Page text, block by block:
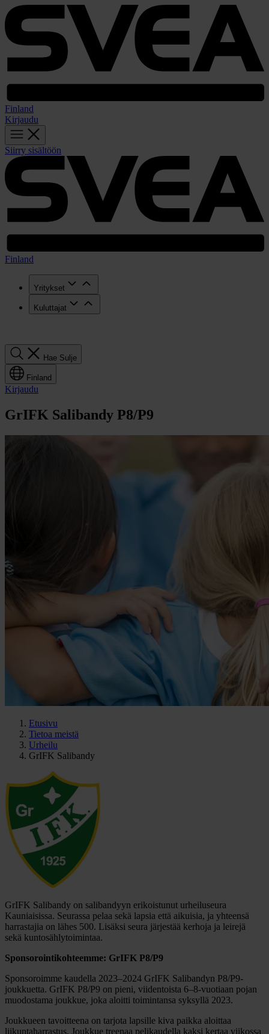
Finland
Kirjaudu
Siirry sisältöön
Finland
Yritykset
Kuluttajat
Hae Sulje
Finland
Kirjaudu
GrIFK Salibandy P8/P9
Etusivu
Tietoa meistä
Urheilu
GrIFK Salibandy
GrIFK Salibandy on salibandyyn erikoistunut urheiluseura
Kauniaisissa. Seurassa pelaa sekä lapsia että aikuisia, ja yhteensä
harrastajia on lähes 500. Lisäksi seura järjestää kerhoja ja leirejä
sekä kuntosählytoimintaa.
Sponsorointikohteemme: GrIFK P8/P9
Sponsoroimme kaudella 2023–2024 GrIFK Salibandyn P8/P9-
joukkuetta. GrIFK P8/P9 on pieni, viidentoista 6–8-vuotiaan pojan
muodostama joukkue, joka aloitti toimintansa syksyllä 2023.
Joukkueen tavoitteena on tarjota lapsille kiva paikka aloittaa
liikuntaharrastus. Joukkue treenaa pelikaudella kaksi kertaa viikossa